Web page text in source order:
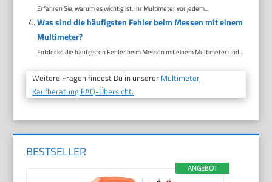
Erfahren Sie, warum es wichtig ist, Ihr Multimeter vor jedem...
Was sind die häufigsten Fehler beim Messen mit einem
Multimeter?
Entdecke die häufigsten Fehler beim Messen mit einem Multimeter und...
Weitere Fragen findest Du in unserer Multimeter
Kaufberatung FAQ-Übersicht.
BESTSELLER
ANGEBOT